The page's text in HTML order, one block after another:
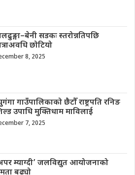
सडकः स्तरोन्नतिपछि
छोटियो
8, 2025
गाउँपालिकाको छैटौँ राष्ट्रपति रनिङ
उपाधि मुक्तिधाम माविलाई
7, 2025
म्याग्दी’ जलविद्युत आयोजनाको
बढ्यो